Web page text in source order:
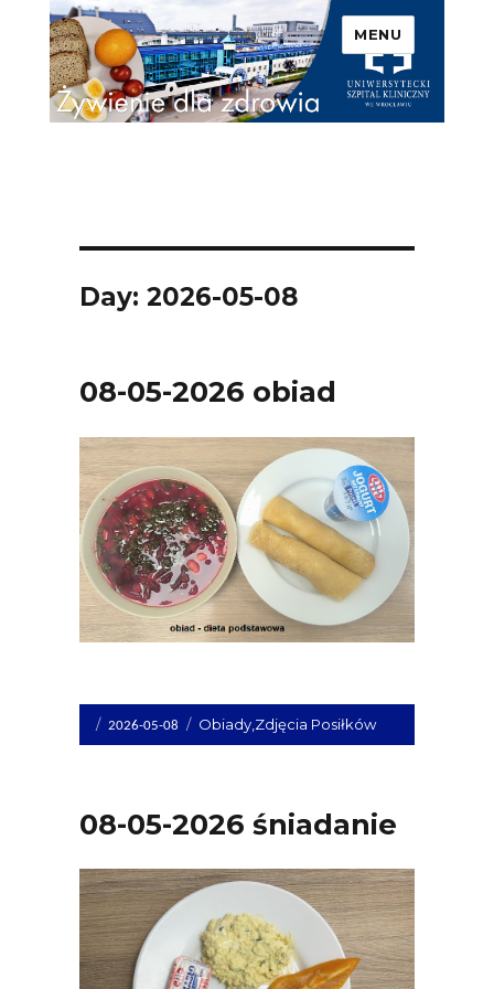
Uniwersytecki Szpital
Kliniczny we Wrocławiu –
Żywienie dla zdrowia
MENU
Day: 2026-05-08
08-05-2026 obiad
Opublikowano
dnia
2026-05-08 Kategorie
Obiady, Zdjęcia Posiłków
08-05-2026 śniadanie